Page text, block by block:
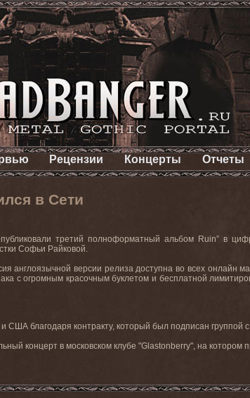
Рецензии Концерты Отчеты
в Сети
третий полноформатный альбом Ruin” в
Софьи Райковой.
англоязычной версии релиза доступна во всех онлайн
с огромным красочным буклетом и бесплатной
благодаря контракту, который был подписан группой
концерт в московском клубе "Glastonberry", на котором